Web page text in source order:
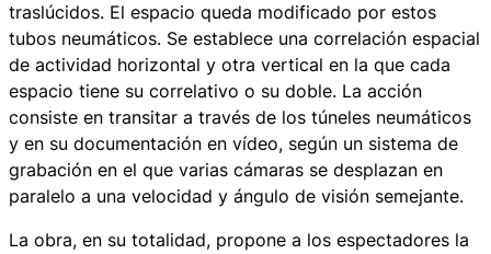
traslúcidos. El espacio queda modificado por estos
tubos neumáticos. Se establece una correlación espacial
de actividad horizontal y otra vertical en la que cada
espacio tiene su correlativo o su doble. La acción
consiste en transitar a través de los túneles neumáticos
y en su documentación en vídeo, según un sistema de
grabación en el que varias cámaras se desplazan en
paralelo a una velocidad y ángulo de visión semejante.
La obra, en su totalidad, propone a los espectadores la